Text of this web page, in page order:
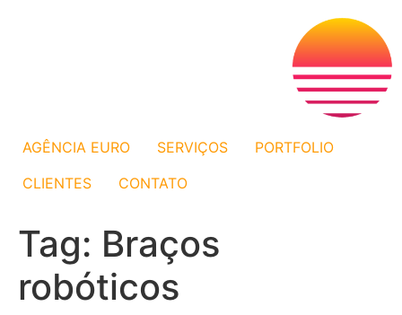
AGÊNCIA EURO SERVIÇOS
PORTFOLIO
CLIENTES
CONTATO
Tag: Braços
robóticos